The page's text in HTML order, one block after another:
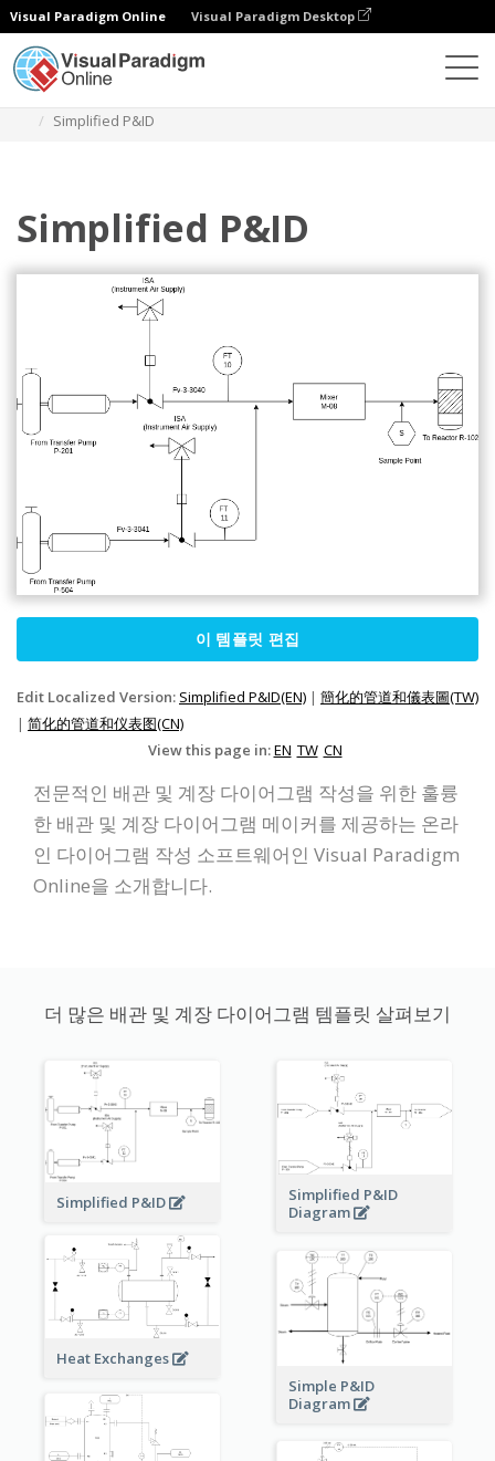
Visual Paradigm Online Visual Paradigm Desktop
Simplified P&ID
Simplified P&ID
이 템플릿 편집
Edit Localized Version: Simplified P&ID(EN) | 簡化的管道和儀表圖(TW)
| 简化的管道和仪表图(CN)
View this page in:EN TW CN
전문적인 배관 및 계장 다이어그램 작성을 위한 훌륭
한 배관 및 계장 다이어그램 메이커를 제공하는 온라
인 다이어그램 작성 소프트웨어인 Visual Paradigm
Online을 소개합니다.
더 많은 배관 및 계장 다이어그램 템플릿 살펴보기
Simplified P&ID
Simplified P&ID
Diagram
Heat Exchanges
Simple P&ID
Diagram